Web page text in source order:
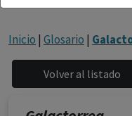
facultados para
fármacos se facilita a
siendo
facultados prescribir
caso concreto, el
Inicio | Glosario |